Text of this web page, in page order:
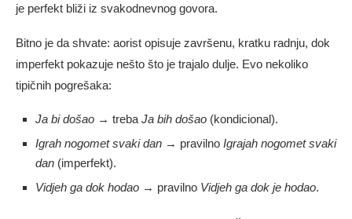
je perfekt bliži iz svakodnevnog govora.
Bitno je da shvate: aorist opisuje završenu, kratku radnju, dok
imperfekt pokazuje nešto što je trajalo dulje. Evo nekoliko
tipičnih pogrešaka:
Ja bi došao → treba Ja bih došao (kondicional).
Igrah nogomet svaki dan → pravilno Igrajah nogomet svaki
dan (imperfekt).
Vidjeh ga dok hodao → pravilno Vidjeh ga dok je hodao.